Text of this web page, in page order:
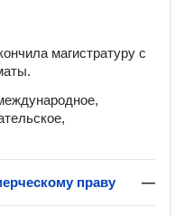
магистратуру с
праву —